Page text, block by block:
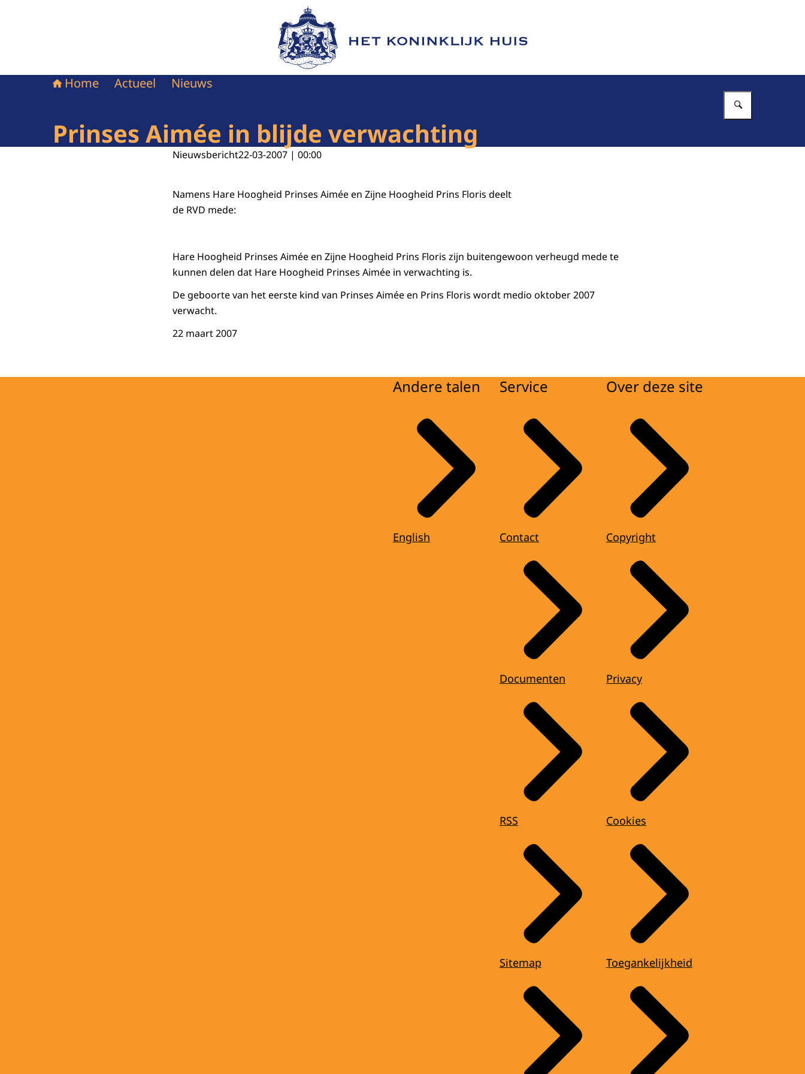
Naar de homepage van Het Koninklijk Huis
Home Actueel Nieuws
Prinses Aimée in blijde verwachting
Nieuwsbericht22-03-2007 | 00:00
Namens Hare Hoogheid Prinses Aimée en Zijne Hoogheid Prins Floris deelt
de RVD mede:
Hare Hoogheid Prinses Aimée en Zijne Hoogheid Prins Floris zijn buitengewoon verheugd mede te
kunnen delen dat Hare Hoogheid Prinses Aimée in verwachting is.
De geboorte van het eerste kind van Prinses Aimée en Prins Floris wordt medio oktober 2007
verwacht.
22 maart 2007
Andere talen
English
Service
Contact
Documenten
RSS
Sitemap
Over deze site
Copyright
Privacy
Cookies
Toegankelijkheid